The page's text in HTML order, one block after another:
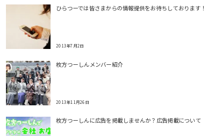
ひらつーでは皆さまからの情報提供をお待ちしております！
2013年7月2日
枚方つーしんメンバー紹介
2013年11月26日
枚方つーしんに広告を掲載しませんか？広告掲載について